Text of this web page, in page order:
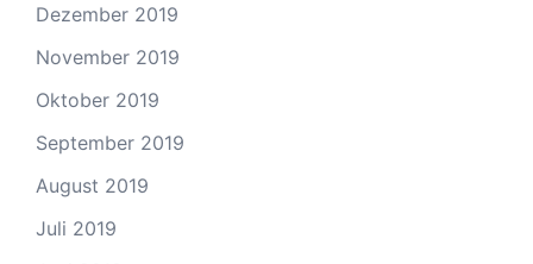
Dezember 2019
November 2019
Oktober 2019
September 2019
August 2019
Juli 2019